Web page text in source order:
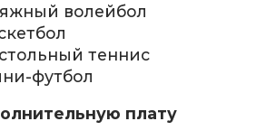
волейбол
теннис
футбол
плату